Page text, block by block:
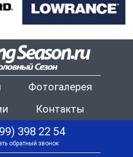
Фотогалерея
Контакты
398 22 54
обратный звонок